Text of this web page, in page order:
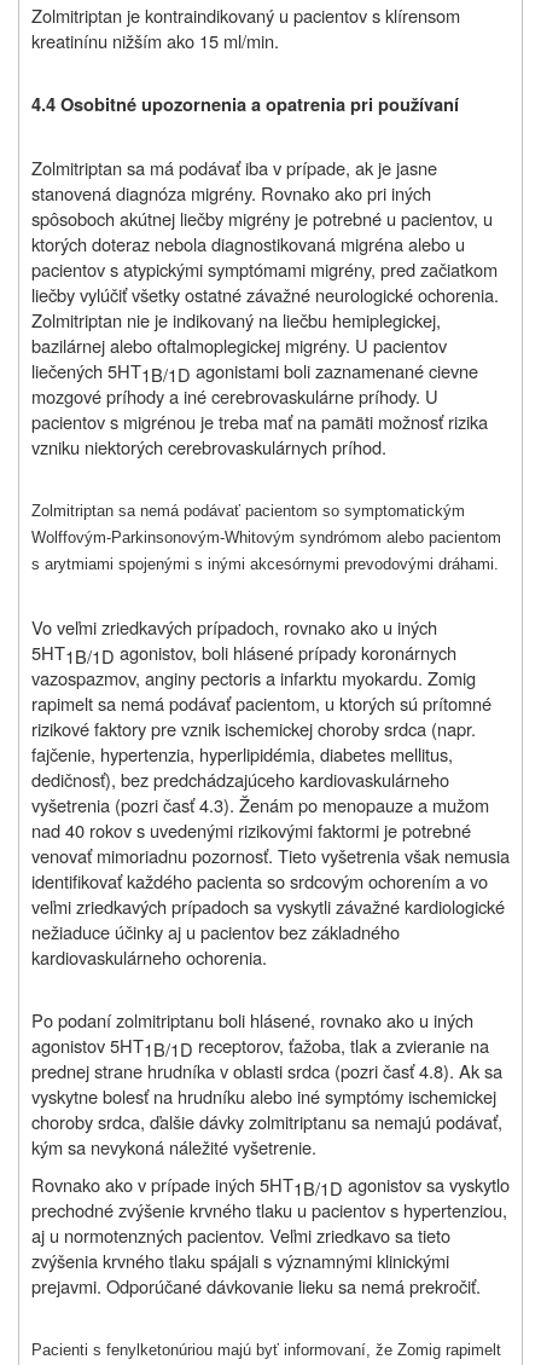
Zolmitriptan je kontraindikovaný u pacientov s klírensom
kreatinínu nižším ako 15 ml/min.
4.4Osobitné upozornenia a opatrenia pri používaní
Zolmitriptan sa má podávať iba v prípade, ak je jasne
stanovená diagnóza migrény. Rovnako ako pri iných
spôsoboch akútnej liečby migrény je potrebné u pacientov, u
ktorých doteraz nebola diagnostikovaná migréna alebo u
pacientov s atypickými symptómami migrény, pred začiatkom
liečby vylúčiť všetky ostatné závažné neurologické ochorenia.
Zolmitriptan nie je indikovaný na liečbu hemiplegickej,
bazilárnej alebo oftalmoplegickej migrény. U pacientov
liečených 5HT1B/1D agonistami boli zaznamenané cievne
mozgové príhody a iné cerebrovaskulárne príhody. U
pacientov s migrénou je treba mať na pamäti možnosť rizika
vzniku niektorých cerebrovaskulárnych príhod.
Zolmitriptan sa nemá podávať pacientom so symptomatickým
Wolffovým-Parkinsonovým-Whitovým syndrómom alebo pacientom
s arytmiami spojenými s inými akcesórnymi prevodovými dráhami.
Vo veľmi zriedkavých prípadoch, rovnako ako u iných
5HT1B/1D agonistov, boli hlásené prípady koronárnych
vazospazmov, anginy pectoris a infarktu myokardu. Zomig
rapimelt sa nemá podávať pacientom, u ktorých sú prítomné
rizikové faktory pre vznik ischemickej choroby srdca (napr.
fajčenie, hypertenzia, hyperlipidémia, diabetes mellitus,
dedičnosť), bez predchádzajúceho kardiovaskulárneho
vyšetrenia (pozri časť 4.3). Ženám po menopauze a mužom
nad 40 rokov s uvedenými rizikovými faktormi je potrebné
venovať mimoriadnu pozornosť. Tieto vyšetrenia však nemusia
identifikovať každého pacienta so srdcovým ochorením a vo
veľmi zriedkavých prípadoch sa vyskytli závažné kardiologické
nežiaduce účinky aj u pacientov bez základného
kardiovaskulárneho ochorenia.
Po podaní zolmitriptanu boli hlásené, rovnako ako u iných
agonistov 5HT1B/1D receptorov, ťažoba, tlak a zvieranie na
prednej strane hrudníka v oblasti srdca (pozri časť 4.8). Ak sa
vyskytne bolesť na hrudníku alebo iné symptómy ischemickej
choroby srdca, ďalšie dávky zolmitriptanu sa nemajú podávať,
kým sa nevykoná náležité vyšetrenie.
Rovnako ako v prípade iných 5HT1B/1D agonistov sa vyskytlo
prechodné zvýšenie krvného tlaku u pacientov s hypertenziou,
aj u normotenzných pacientov. Veľmi zriedkavo sa tieto
zvýšenia krvného tlaku spájali s významnými klinickými
prejavmi. Odporúčané dávkovanie lieku sa nemá prekročiť.
Pacienti s fenylketonúriou majú byť informovaní, že Zomig rapimelt